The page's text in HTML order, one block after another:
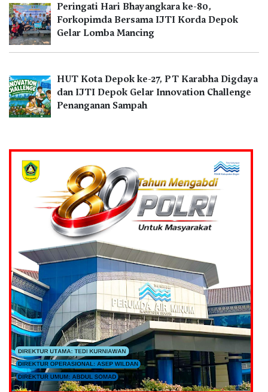
Peringati Hari Bhayangkara ke-80,
Forkopimda Bersama IJTI Korda Depok
Gelar Lomba Mancing
HUT Kota Depok ke-27, PT Karabha Digdaya
dan IJTI Depok Gelar Innovation Challenge
Penanganan Sampah